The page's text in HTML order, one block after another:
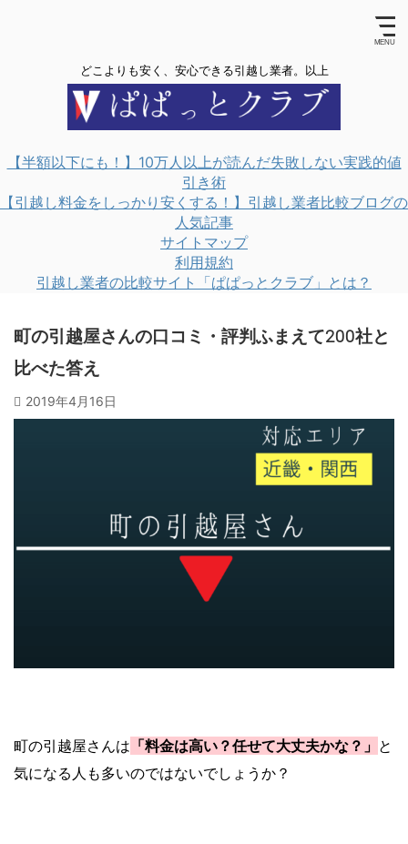
どこよりも安く、安心できる引越し業者。以上
【半額以下にも！】10万人以上が読んだ失敗しない実践的値
引き術
【引越し料金をしっかり安くする！】引越し業者比較ブログの
人気記事
サイトマップ
利用規約
引越し業者の比較サイト「ぱぱっとクラブ」とは？
町の引越屋さんの口コミ・評判ふまえて200社と
比べた答え
2019年4月16日
町の引越屋さんは 「料金は高い？任せて大丈夫かな？」 と
気になる人も多いのではないでしょうか？